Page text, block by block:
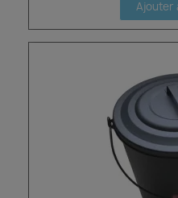
Ajouter